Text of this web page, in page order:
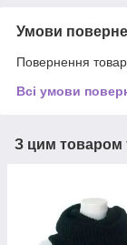
Умови
Повернення
Всі умови
З цим товаром